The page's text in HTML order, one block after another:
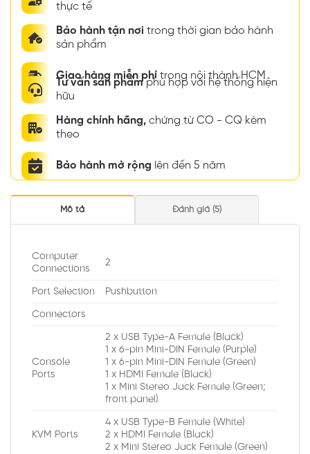
thực tế
Bảo hành tận nơi trong thời gian bảo hành
sản phẩm
Giao hàng miễn phí trong nội thành HCM
Tư vấn sản phẩmphù hợp với hệ thống hiện
hữu
Hàng chính hãng, chứng từ CO - CQ kèm
theo
Bảo hành mở rộng lên đến 5 năm
Mô tả Đánh giá (5)
Computer
Connections
2
Port Selection Pushbutton
Connectors
Console
Ports
2 x USB Type-A Female (Black)
1 x 6-pin Mini-DIN Female (Purple)
1 x 6-pin Mini-DIN Female (Green)
1 x HDMI Female (Black)
1 x Mini Stereo Jack Female (Green;
front panel)
KVM Ports
4 x USB Type-B Female (White)
2 x HDMI Female (Black)
2 x Mini Stereo Jack Female (Green)